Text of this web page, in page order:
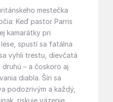
mestečka
Keď pastor Parris
kamarátky pri
spustí sa fatálna
vyhli trestu, dievčatá
– a čoskoro aj
diabla. Šíri sa
podozrivým a každý,
riskuje väzenie,